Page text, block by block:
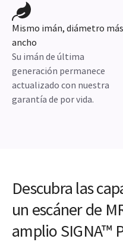
Mismo imán, diámetro más
ancho
Su imán de última
generación permanece
actualizado con nuestra
garantía de por vida.
Descubra las
un escáner de
amplio SIGNA™